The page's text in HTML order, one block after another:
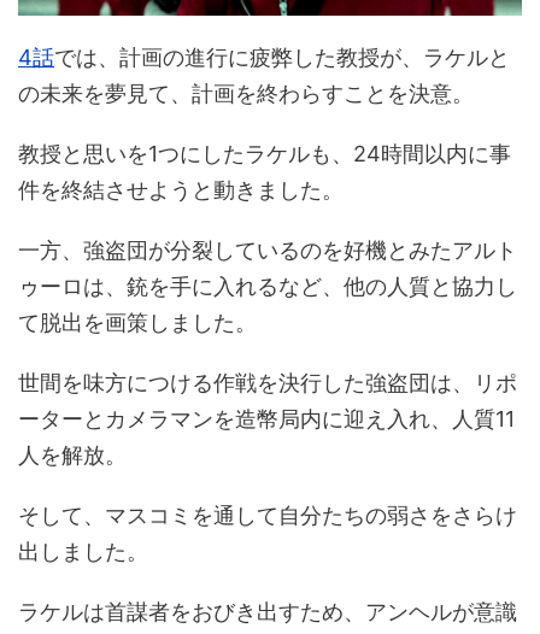
4話では、計画の進行に疲弊した教授が、ラケルと
の未来を夢見て、計画を終わらすことを決意。
教授と思いを1つにしたラケルも、24時間以内に事
件を終結させようと動きました。
一方、強盗団が分裂しているのを好機とみたアルト
ゥーロは、銃を手に入れるなど、他の人質と協力し
て脱出を画策しました。
世間を味方につける作戦を決行した強盗団は、リポ
ーターとカメラマンを造幣局内に迎え入れ、人質11
人を解放。
そして、マスコミを通して自分たちの弱さをさらけ
出しました。
ラケルは首謀者をおびき出すため、アンヘルが意識